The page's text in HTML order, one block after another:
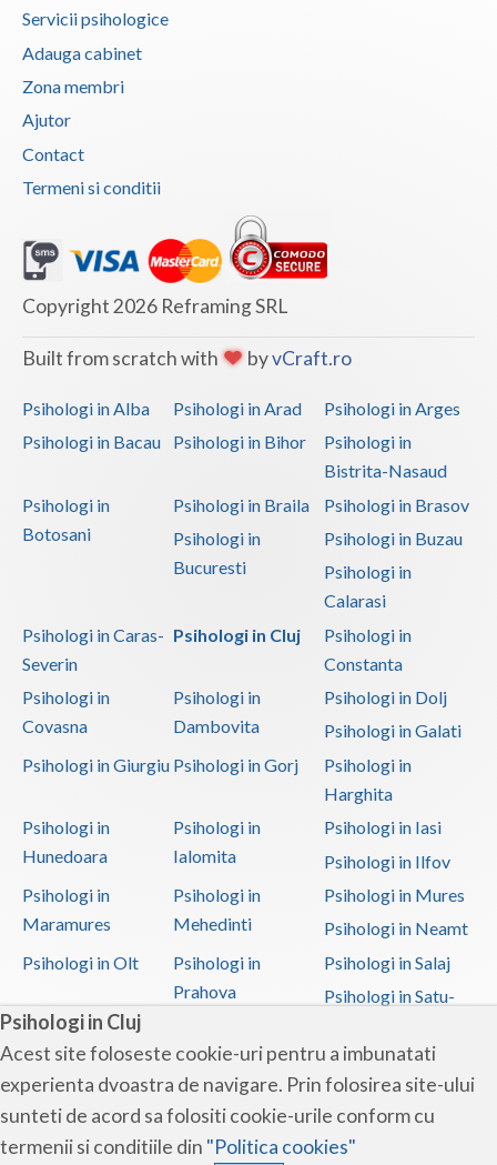
Psihologi in Cluj
Acest site foloseste cookie-uri pentru a imbunatati
experienta dvoastra de navigare. Prin folosirea site-ului
sunteti de acord sa folositi cookie-urile conform cu
termenii si conditiile din "Politica cookies"
Teleorman
Tulcea
Valcea
Vaslui
Vrancea
Servicii psihologice
Adauga cabinet
Zona membri
Ajutor
Contact
Termeni si conditii
Copyright 2026 Reframing SRL
Built from scratch with byvCraft.ro
Psihologi in Alba Psihologi in Arad
Psihologi in Arges
Psihologi in Bacau
Psihologi in Bihor
Psihologi in
Bistrita-Nasaud
Psihologi in
Botosani
Psihologi in Braila
Psihologi in Brasov
Psihologi in
Bucuresti
Psihologi in Buzau
Psihologi in
Calarasi
Psihologi in Caras-
Severin
Psihologi in Cluj
Psihologi in
Constanta
Psihologi in
Covasna
Psihologi in
Dambovita
Psihologi in Dolj
Psihologi in Galati
Psihologi in Giurgiu Psihologi in Gorj
Psihologi in
Harghita
Psihologi in
Hunedoara
Psihologi in
Ialomita
Psihologi in Iasi
Psihologi in Ilfov
Psihologi in
Maramures
Psihologi in
Mehedinti
Psihologi in Mures
Psihologi in Neamt
Psihologi in Olt
Psihologi in
Prahova
Psihologi in Salaj
Psihologi in Satu-
Psihologi in Sibiu
Psihologi in
Suceava
Psihologi in
Teleorman
Psihologi in Timis
Psihologi in Tulcea Psihologi in Valcea
Psihologi in Vaslui
Psihologi in